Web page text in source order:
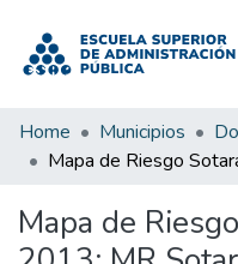
Home Municipios
Mapa de